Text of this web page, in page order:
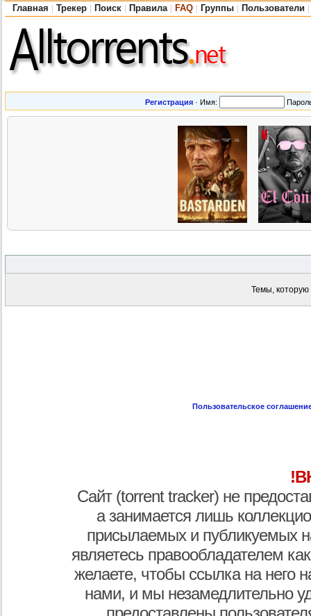
Главная Трекер Поиск Правила FAQ Группы Пользователи
Регистрация · Имя:
Темы, которую
Пользовательское
Сайт (torrent tracker) не
а занимается лишь
присылаемых и публикуемых
являетесь правообладателем
желаете, чтобы ссылка на него
нами, и мы незамедлительно